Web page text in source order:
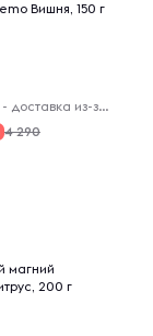
Вишня, 150 г
PrimeHealth - доставка из-за рубежа
4 290
магний
200 г